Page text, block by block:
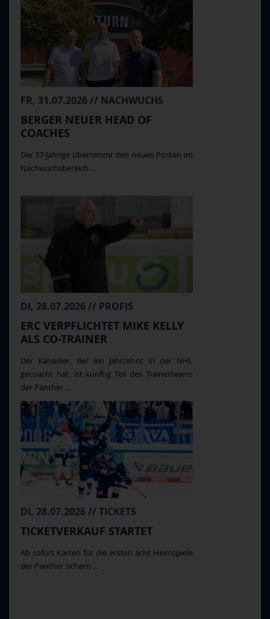
FR, 31.07.2026 // NACHWUCHS
BERGER NEUER HEAD OF
COACHES
Der 37-Jährige übernimmt den neuen Posten im
Nachwuchsbereich ...
DI, 28.07.2026 // PROFIS
ERC VERPFLICHTET MIKE KELLY
ALS CO-TRAINER
Der Kanadier, der ein Jahrzehnt in der NHL
gecoacht hat, ist künftig Teil des Trainerteams
der Panther ...
DI, 28.07.2026 // TICKETS
TICKETVERKAUF STARTET
Ab sofort Karten für die ersten acht Heimspiele
der Panther sichern ...